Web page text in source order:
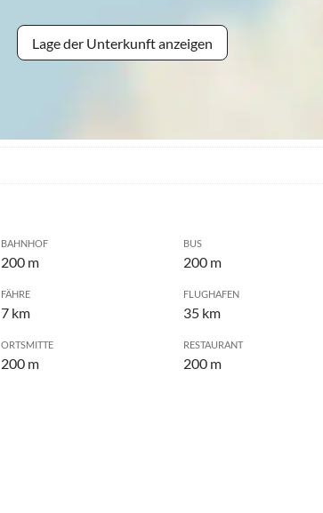
Lage der Unterkunft anzeigen
BAHNHOF
200 m
BUS
200 m
FÄHRE
7 km
FLUGHAFEN
35 km
ORTSMITTE
200 m
RESTAURANT
200 m